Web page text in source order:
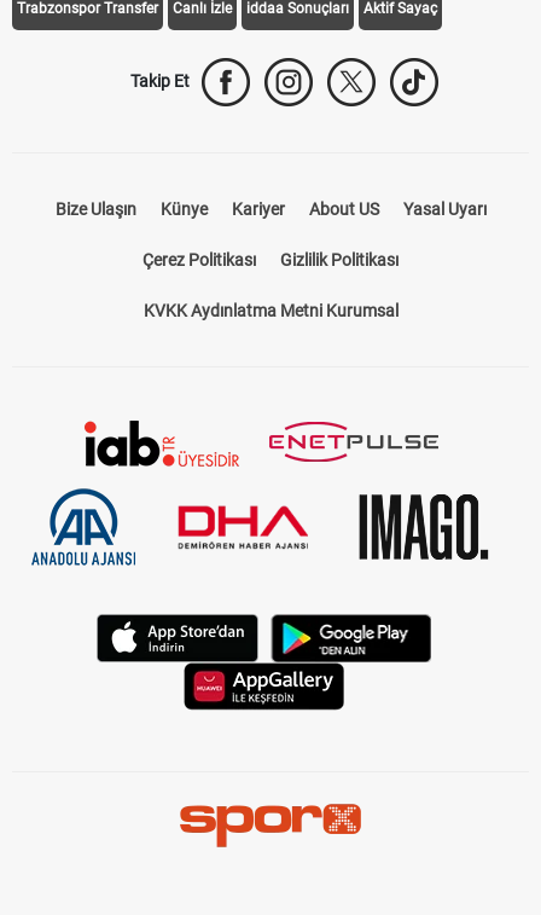
Trabzonspor Transfer Canlı İzle iddaa Sonuçları Aktif Sayaç
Takip Et
Bize Ulaşın Künye Kariyer About US Yasal Uyarı
Çerez Politikası Gizlilik Politikası
KVKK Aydınlatma Metni Kurumsal